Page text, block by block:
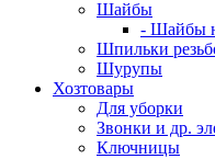
Шайбы
- Шайбы
Шпильки
Шурупы
Хозтовары
Для уборки
Звонки и др.
Ключницы